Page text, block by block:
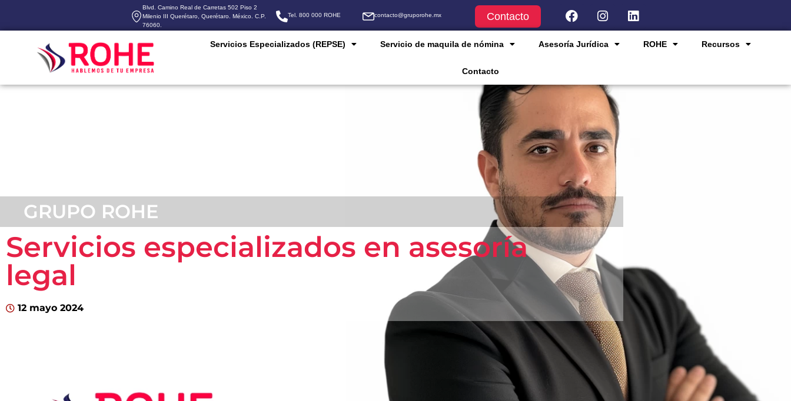
Blvd. Camino Real de Carretas 502 Piso 2
Milenio III Querétaro, Querétaro. México. C.P.
76060.
Tel. 800 000 ROHE contacto@gruporohe.mx Contacto
Servicios Especializados (REPSE) Servicio de maquila de nómina Asesoría Jurídica ROHE Recursos
Contacto
GRUPO ROHE
Servicios especializados en asesoría
legal
12 mayo 2024